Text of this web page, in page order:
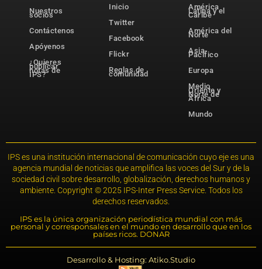
Nuestros
socios
Contáctenos
Apóyenos
¿Quieres
publicar
notas de
IPS?
Inicio
Twitter
Facebook
Flickr
Reglas de
comunidad
América
Latina y el
Caribe
América del
Norte
Asia-
Pacífico
Europa
Medio
Oriente y
Norte de
África
Mundo
IPS es una institución internacional de comunicación cuyo eje es una
agencia mundial de noticias que amplifica las voces del Sur y de la
sociedad civil sobre desarrollo, globalización, derechos humanos y
ambiente. Copyright © 2025 IPS-Inter Press Service. Todos los
derechos reservados.
IPS es la única organización periodística mundial con más
personal y corresponsales en el mundo en desarrollo que en los
países ricos. DONAR
Desarrollo & Hosting: Atiko.Studio